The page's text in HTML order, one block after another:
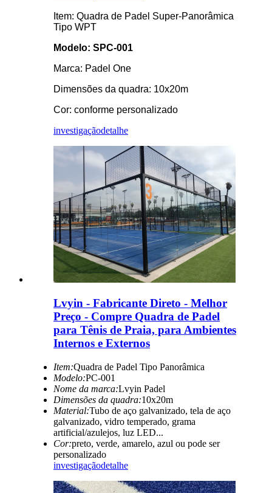
Item: Quadra de Padel Super-Panorâmica
Tipo WPT
Modelo: SPC-001
Marca: Padel One
Dimensões da quadra: 10x20m
Cor: conforme personalizado
investigaçãodetalhe
Lvyin - Fabricante Direto - Melhor
Preço - Compre Quadra de Padel
para Tênis de Praia, para Ambientes
Internos e Externos
Item:Quadra de Padel Tipo Panorâmica
Modelo:PC-001
Nome da marca:Lvyin Padel
Dimensões da quadra:10x20m
Material:Tubo de aço galvanizado, tela de aço
galvanizado, vidro temperado, grama
artificial/azulejos, luz LED...
Cor:preto, verde, amarelo, azul ou pode ser
personalizado
investigaçãodetalhe